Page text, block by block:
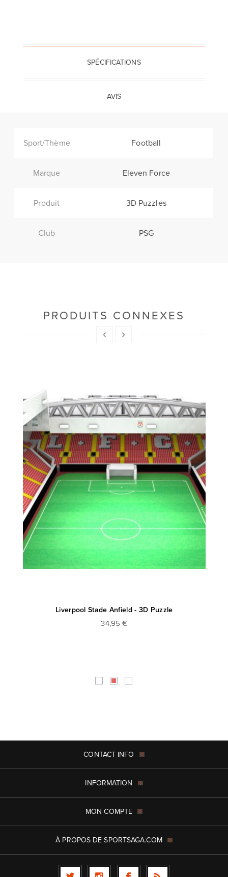
SPÉCIFICATIONS
AVIS
Sport/Thème Football
Marque Eleven Force
Produit 3D Puzzles
Club PSG
PRODUITS CONNEXES
Liverpool Stade Anfield - 3D Puzzle
34,95 €
CONTACT INFO
INFORMATION
MON COMPTE
À PROPOS DE SPORTSAGA.COM